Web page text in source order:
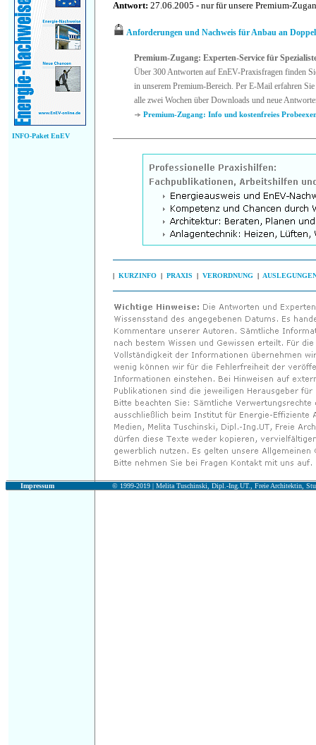
INFO-Paket EnEV
Antwort: 27.06.2005 - nur für unsere Premium-
Anforderungen und Nachweis für Anbau an
Premium-Zugang: Experten-Service für
Über 300 Antworten auf EnEV-Praxisfragen finden
in unserem Premium-Bereich. Per E-Mail erfahren Sie
alle zwei Wochen über Downloads und neue
Premium-Zugang: Info und kostenfreies
| KURZINFO | PRAXIS | VERORDNUNG |
Impressum © 1999-2019 | Melita Tuschinski, Dipl.-Ing.UT., Freie Architektin,